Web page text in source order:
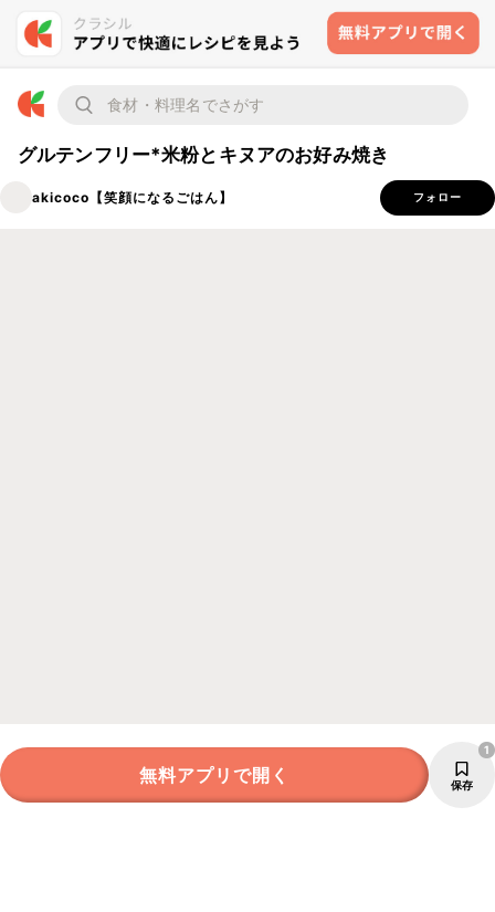
グルテンフリー*米粉とキヌアのお好み焼き
akicoco【笑顔になるごはん】 フォロー
無料アプリで開く 保存
1